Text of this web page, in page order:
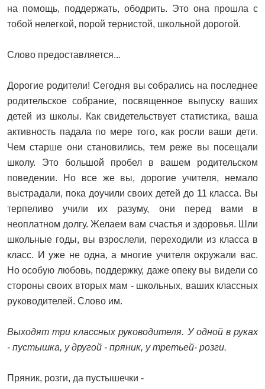
на помощь, поддержать, ободрить. Это она прошла с
тобой нелегкой, порой тернистой, школьной дорогой.
Слово предоставляется...
Дорогие родители! Сегодня вы собрались на последнее
родительское собрание, посвященное выпуску ваших
детей из школы. Как свидетельствует статистика, ваша
активность падала по мере того, как росли ваши дети.
Чем старше они становились, тем реже вы посещали
школу. Это большой пробел в вашем родительском
поведении. Но все же вы, дорогие учителя, немало
выстрадали, пока доучили своих детей до 11 класса. Вы
терпеливо учили их разуму, они перед вами в
неоплатном долгу. Желаем вам счастья и здоровья. Шли
школьные годы, вы взрослели, переходили из класса в
класс. И уже не одна, а многие учителя окружали вас.
Но особую любовь, поддержку, даже опеку вы видели со
стороны своих вторых мам - школьных, ваших классных
руководителей. Слово им.
Выходят три классных руководителя. У одной в руках
- пустышка, у другой - пряник, у третьей- розги.
Пряник, розги, да пустышечки -